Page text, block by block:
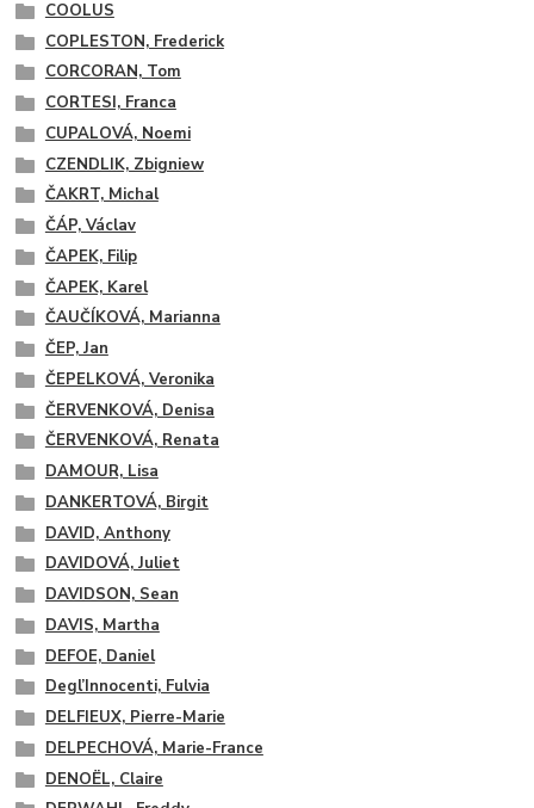
COOLUS
COPLESTON, Frederick
CORCORAN, Tom
CORTESI, Franca
CUPALOVÁ, Noemi
CZENDLIK, Zbigniew
ČAKRT, Michal
ČÁP, Václav
ČAPEK, Filip
ČAPEK, Karel
ČAUČÍKOVÁ, Marianna
ČEP, Jan
ČEPELKOVÁ, Veronika
ČERVENKOVÁ, Denisa
ČERVENKOVÁ, Renata
DAMOUR, Lisa
DANKERTOVÁ, Birgit
DAVID, Anthony
DAVIDOVÁ, Juliet
DAVIDSON, Sean
DAVIS, Martha
DEFOE, Daniel
Degl’Innocenti, Fulvia
DELFIEUX, Pierre-Marie
DELPECHOVÁ, Marie-France
DENOËL, Claire